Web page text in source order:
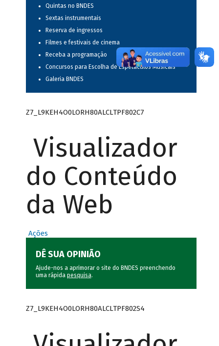
Quintas no BNDES
Sextas instrumentais
Reserva de ingressos
Filmes e festivais de cinema
Receba a programação
Concursos para Escolha de Espetáculos Musicais
Galeria BNDES
Z7_L9KEH4O0LORH80ALCLTPF802C7
Visualizador
do Conteúdo
da Web
Ações
DÊ SUA OPINIÃO
Ajude-nos a aprimorar o site do BNDES preenchendo
uma rápida pesquisa.
Z7_L9KEH4O0LORH80ALCLTPF802S4